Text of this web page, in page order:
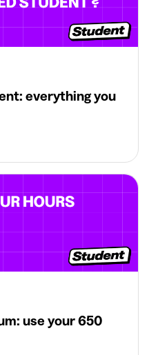
everything you
use your 650